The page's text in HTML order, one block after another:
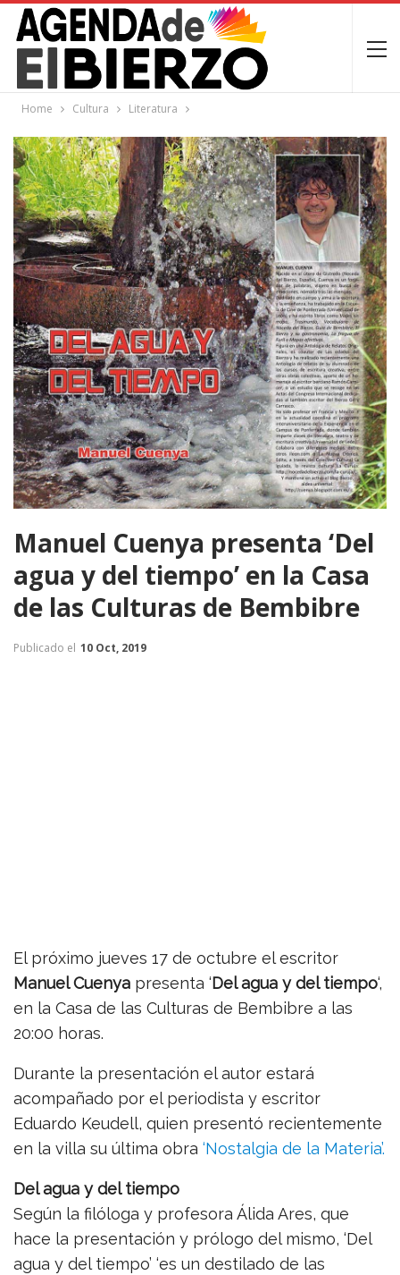
Home Cultura Literatura
Manuel Cuenya presenta ‘Del
agua y del tiempo’ en la Casa
de las Culturas de Bembibre
Publicado el 10 Oct, 2019
El próximo jueves 17 de octubre el escritor
Manuel Cuenya presenta ‘Del agua y del tiempo‘,
en la Casa de las Culturas de Bembibre a las
20:00 horas.
Durante la presentación el autor estará
acompañado por el periodista y escritor
Eduardo Keudell, quien presentó recientemente
en la villa su última obra ‘Nostalgia de la Materia’.
Del agua y del tiempo
Según la filóloga y profesora Álida Ares, que
hace la presentación y prólogo del mismo, ‘Del
agua y del tiempo’ ‘es un destilado de las